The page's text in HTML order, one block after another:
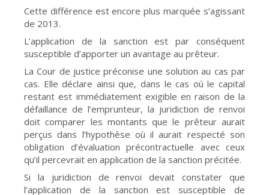
Cette différence est encore plus marquée s’agissant
de 2013.
L’application de la sanction est par conséquent
susceptible d’apporter un avantage au prêteur.
La Cour de justice préconise une solution au cas par
cas. Elle déclare ainsi que, dans le cas où le capital
restant est immédiatement exigible en raison de la
défaillance de l’emprunteur, la juridiction de renvoi
doit comparer les montants que le prêteur aurait
perçus dans l’hypothèse où il aurait respecté son
obligation d’évaluation précontractuelle avec ceux
qu’il percevrait en application de la sanction précitée.
Si la juridiction de renvoi devait constater que
l’application de la sanction est susceptible de